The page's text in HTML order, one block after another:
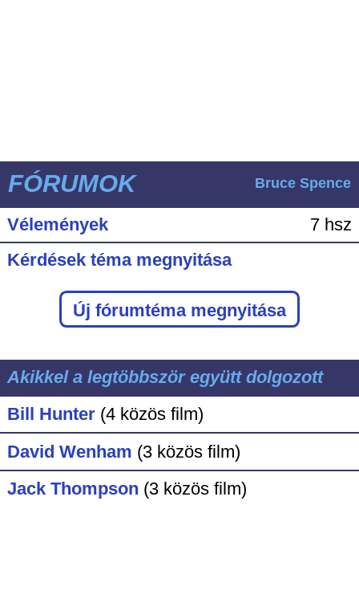
FÓRUMOK Bruce Spence
Vélemények
7 hsz
Kérdések téma megnyitása
Új fórumtéma megnyitása
Akikkel a legtöbbször együtt dolgozott
Bill Hunter (4 közös film)
David Wenham (3 közös film)
Jack Thompson (3 közös film)